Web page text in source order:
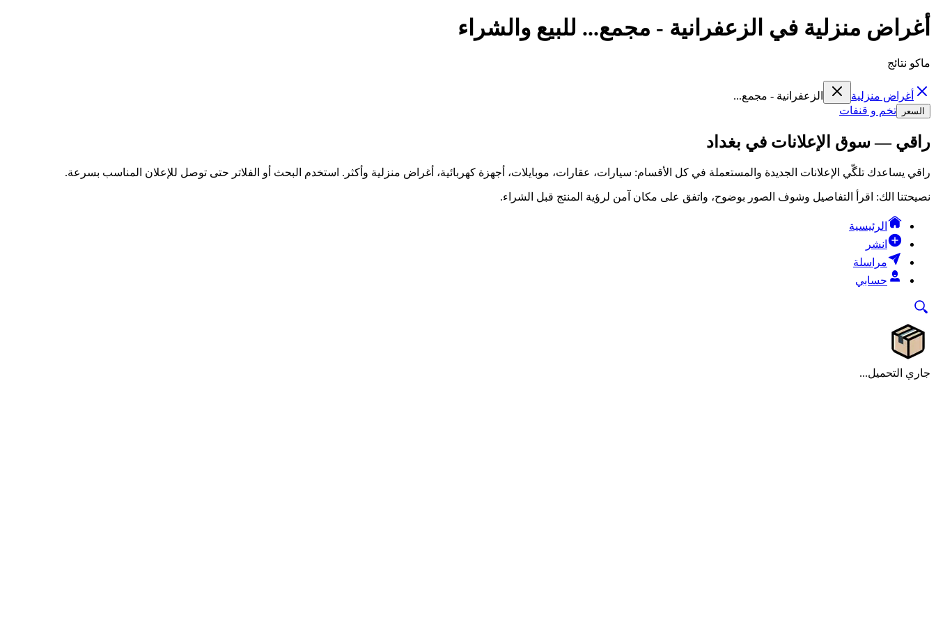
أغراض منزلية في الزعفرانية - مجمع... للبيع والشراء
ماكو نتائج
أغراض منزلية الزعفرانية - مجمع...
السعر تخم و قنفات
راقي — سوق الإعلانات في بغداد
راقي يساعدك تلگّي الإعلانات الجديدة والمستعملة في كل الأقسام: سيارات، عقارات، موبايلات، أجهزة كهربائية، أغراض منزلية وأكثر. استخدم البحث أو الفلاتر حتى توصل للإعلان المناسب بسرعة.
نصيحتنا الك: اقرأ التفاصيل وشوف الصور بوضوح، واتفق على مكان آمن لرؤية المنتج قبل الشراء.
الرئيسية
انشر
مراسلة
حسابي
جاري التحميل...